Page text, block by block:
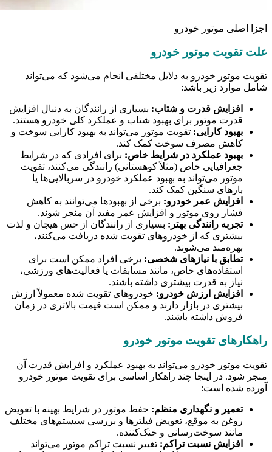
اجزا اصلی موتور خودرو
علت تقویت موتور خودرو
تقویت موتور خودرو به دلایل مختلفی انجام می‌شود که می‌تواند
شامل موارد زیر باشد:
افزایش قدرت و شتاب: بسیاری از رانندگان به دنبال افزایش
قدرت موتور برای بهبود شتاب و عملکرد کلی خودرو هستند.
بهبود کارایی: تقویت موتور می‌تواند به بهبود کارایی سوخت و
کاهش مصرف سوخت کمک کند.
بهبود عملکرد در شرایط خاص: برای افرادی که در شرایط
جغرافیایی خاص (مثلاً کوهستانی) رانندگی می‌کنند، تقویت
موتور می‌تواند به بهبود عملکرد خودرو در سربالایی‌ها یا
بارهای سنگین کمک کند.
افزایش عمر خودرو: برخی از بهبودها می‌توانند به کاهش
فشار روی موتور و افزایش عمر مفید آن منجر شوند.
تجربه رانندگی بهتر: بسیاری از رانندگان از حس هیجان و لذت
بیشتری که از خودروهای تقویت شده دریافت می‌کنند،
بهره‌مند می‌شوند.
تطابق با نیازهای شخصی: برخی افراد ممکن است برای
استفاده‌های خاص، مانند مسابقات یا فعالیت‌های ورزشی،
نیاز به قدرت بیشتری داشته باشند.
افزایش ارزش خودرو: خودروهای تقویت شده معمولاً ارزش
بیشتری در بازار دارند و ممکن است قیمت بالاتری در زمان
فروش داشته باشند.
راهکارهای تقویت موتور خودرو
تقویت موتور خودرو می‌تواند به بهبود عملکرد و افزایش قدرت آن
منجر شود. در اینجا چند راهکار اساسی برای تقویت موتور خودرو
آورده شده است:
تعمیر و نگهداری منظم: حفظ موتور در شرایط بهینه با تعویض
روغن به موقع، تعویض فیلترها و بررسی سیستم‌های مختلف
مانند سوخت‌رسانی و خنک‌کننده.
افزایش نسبت تراکم: تغییر نسبت تراکم موتور می‌تواند